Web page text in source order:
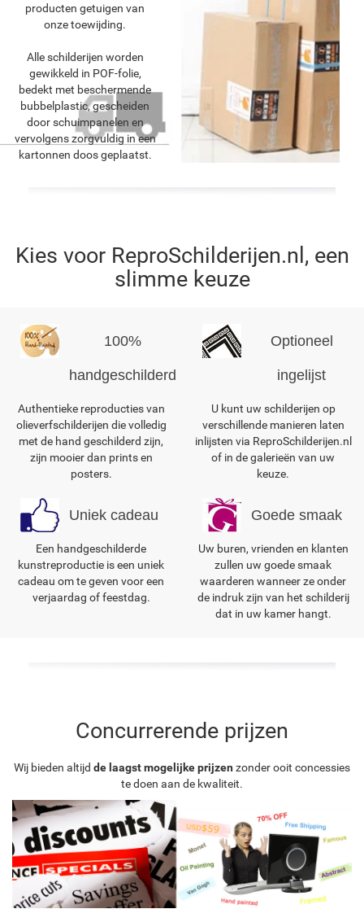
producten getuigen van
onze toewijding.
Alle schilderijen worden
gewikkeld in POF-folie,
bedekt met beschermende
bubbelplastic, gescheiden
door schuimpanelen en
vervolgens zorgvuldig in een
kartonnen doos geplaatst.
Kies voor ReproSchilderijen.nl, een
slimme keuze
100%
handgeschilderd
Authentieke reproducties van
olieverfschilderijen die volledig
met de hand geschilderd zijn,
zijn mooier dan prints en
posters.
Optioneel
ingelijst
U kunt uw schilderijen op
verschillende manieren laten
inlijsten via ReproSchilderijen.nl
of in de galerieën van uw
keuze.
Uniek cadeau
Een handgeschilderde
kunstreproductie is een uniek
cadeau om te geven voor een
verjaardag of feestdag.
Goede smaak
Uw buren, vrienden en klanten
zullen uw goede smaak
waarderen wanneer ze onder
de indruk zijn van het schilderij
dat in uw kamer hangt.
Concurrerende prijzen
Wij bieden altijd de laagst mogelijke prijzen zonder ooit concessies
te doen aan de kwaliteit.